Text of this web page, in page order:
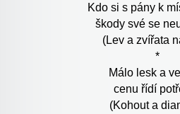
Kdo si s pány k
škody své se
(Lev a zvířata
*
Málo lesk a
cenu řídí
(Kohout a